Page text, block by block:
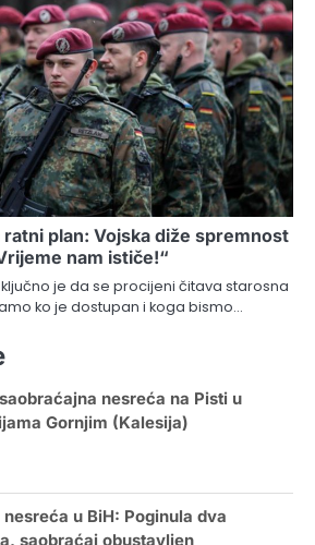
plan: Vojska diže spremnost
nam ističe!“
je da se procijeni čitava starosna
ko je dostupan i koga bismo…
nesreća na Pisti u
Gornjim (Kalesija)
u BiH: Poginula dva
saobraćaj obustavljen